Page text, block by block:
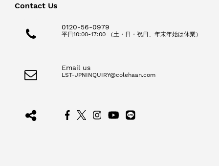
Contact Us
0120-56-0979
平日10:00-17:00 （土・日・祝日、年末年始は休業）
Email us
LST-JPNINQUIRY@colehaan.com